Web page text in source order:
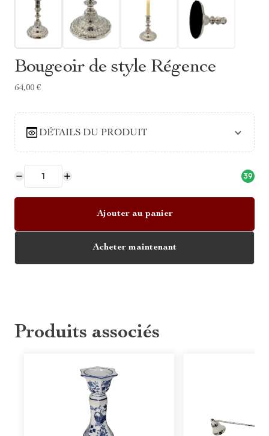
Bougeoir de style Régence
64,00 €
DÉTAILS DU PRODUIT
39
Ajouter au panier
Acheter maintenant
Produits associés